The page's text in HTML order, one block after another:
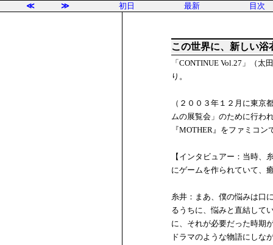
≪ ≫ 初日 最新 目次
この世界に、新しい
「CONTINUE Vol.27」（
り。
（２００３年１２月に東
ムの展覧会」のために行わ
『MOTHER』をファミコ
【インタビュアー：当時
にゲームを作られていて、
糸井：まあ、僕の悩みは口
るうちに、悩みと直結して
に、それが必要だった時期
ドラマのような物語にしな